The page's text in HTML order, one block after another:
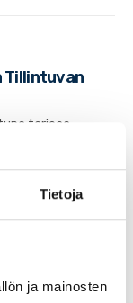
Tietoja
ja mainosten
Tillintuvan
tarjoaa
lasten ja